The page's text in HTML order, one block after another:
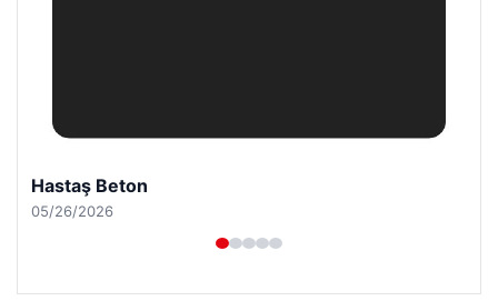
Hastaş Beton
05/26/2026